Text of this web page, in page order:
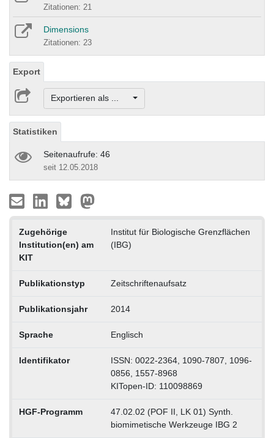
Zitationen: 21
Dimensions
Zitationen: 23
Export
Exportieren als ...
Statistiken
Seitenaufrufe: 46
seit 12.05.2018
Zugehörige
Institution(en) am
KIT
Institut für Biologische Grenzflächen
(IBG)
Publikationstyp Zeitschriftenaufsatz
Publikationsjahr 2014
Sprache Englisch
Identifikator
ISSN: 0022-2364, 1090-7807, 1096-
0856, 1557-8968
KITopen-ID: 110098869
HGF-Programm
47.02.02 (POF II, LK 01) Synth.
biomimetische Werkzeuge IBG 2